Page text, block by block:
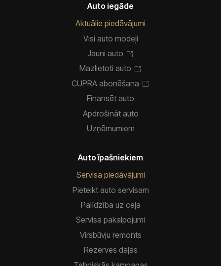
Auto iegāde
Aktuālie piedāvājumi
Visi auto modeļi
Jauni auto
Mazlietoti auto
CUPRA abonēšana
Finansēt auto
Apdrošināt auto
Uzņēmumiem
Auto īpašniekiem
Servisa piedāvājumi
Pieteikt auto servisam
Palīdzība uz ceļa
Servisa pakalpojumi
Virsbūvju remonts
Rezerves daļas